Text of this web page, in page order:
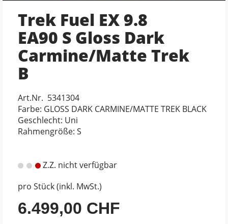
Trek Fuel EX 9.8
EA90 S Gloss Dark
Carmine/Matte Trek
B
Art.Nr. 5341304
Farbe: GLOSS DARK CARMINE/MATTE TREK BLACK
Geschlecht: Uni
Rahmengröße: S
Z.Z. nicht verfügbar
pro Stück (inkl. MwSt.)
6.499,00 CHF